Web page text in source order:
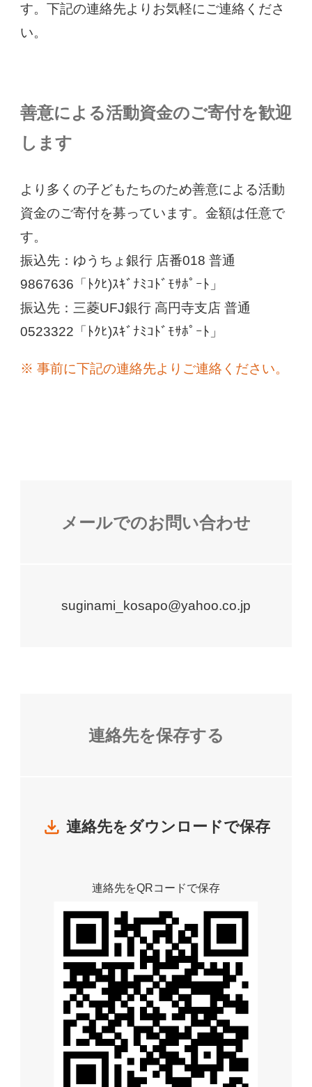
す。下記の連絡先よりお気軽にご連絡くださ
い。
善意による活動資金のご寄付を歓迎
します
より多くの子どもたちのため善意による活動
資金のご寄付を募っています。金額は任意で
す。
振込先：ゆうちょ銀行 店番018 普通
9867636「ﾄｸﾋ)ｽｷﾞﾅﾐｺﾄﾞﾓｻﾎﾟｰﾄ」
振込先：三菱UFJ銀行 高円寺支店 普通
0523322「ﾄｸﾋ)ｽｷﾞﾅﾐｺﾄﾞﾓｻﾎﾟｰﾄ」
※ 事前に下記の連絡先よりご連絡ください。
メールでのお問い合わせ
suginami_kosapo 「”@”に置き換えて
yahoo.co.jp
連絡先を保存する
連絡先をダウンロードで保存
連絡先をQRコードで保存